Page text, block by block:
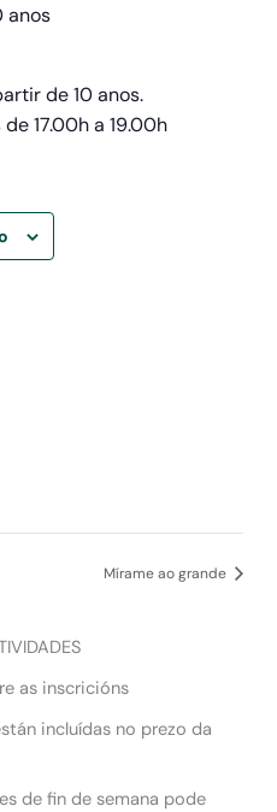
anos
de 10 anos.
17.00h a 19.00h
Mírame ao grande
as inscricións
incluídas no prezo da
de fin de semana pode